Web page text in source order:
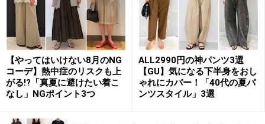
耐久性と吸水性、速乾性の高い綿100％の涼感素材は真
夏の猛暑時にもぴったり。特にきれいなブルーは、見た
目にも涼やかです。
二の腕がすっぽり隠せるドルマンスリーブ、胸下に入っ
た切り替えなど、体型カバー効果があるAラインのワン
ピースは、40代女性にいちおしです。
【やってはいけない8月のNG
コーデ】熱中症のリスクも上
がる!?「真夏に避けたい着こ
なし」NGポイント3つ
ALL2990円の神パンツ3選
【GU】気になる下半身をおし
ゃれにカバー！「40代の夏パ
ンツスタイル」3選